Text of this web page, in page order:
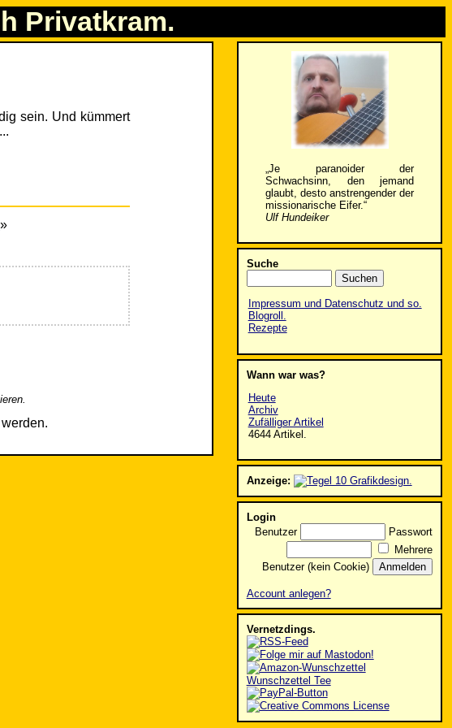
Privatkram.
sein. Und kümmert
»
„Je paranoider der
Schwachsinn, den jemand
glaubt, desto anstrengender der
missionarische Eifer.“
Ulf Hundeiker
Suche
Impressum und Datenschutz und so.
Blogroll.
Rezepte
Wann war was?
Heute
Archiv
Zufälliger Artikel
4644 Artikel.
Anzeige:
Login
Benutzer
Passwort
Mehrere
Benutzer (kein Cookie)
Account anlegen?
Vernetzdings.
Wunschzettel Tee